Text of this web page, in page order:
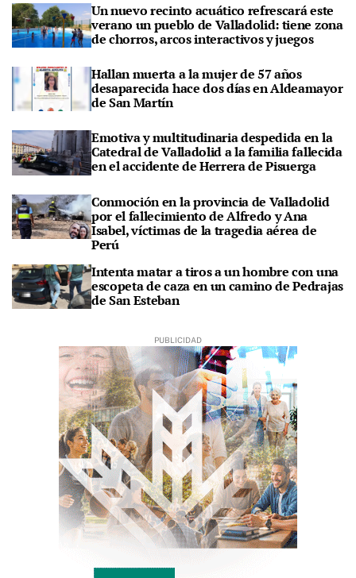
Un nuevo recinto acuático refrescará este
verano un pueblo de Valladolid: tiene zona
de chorros, arcos interactivos y juegos
Hallan muerta a la mujer de 57 años
desaparecida hace dos días en Aldeamayor
de San Martín
Emotiva y multitudinaria despedida en la
Catedral de Valladolid a la familia fallecida
en el accidente de Herrera de Pisuerga
Conmoción en la provincia de Valladolid
por el fallecimiento de Alfredo y Ana
Isabel, víctimas de la tragedia aérea de
Perú
Intenta matar a tiros a un hombre con una
escopeta de caza en un camino de Pedrajas
de San Esteban